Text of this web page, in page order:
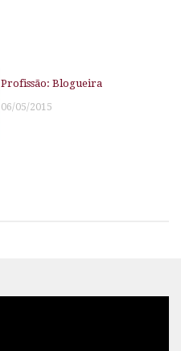
Profissão: Blogueira
06/05/2015